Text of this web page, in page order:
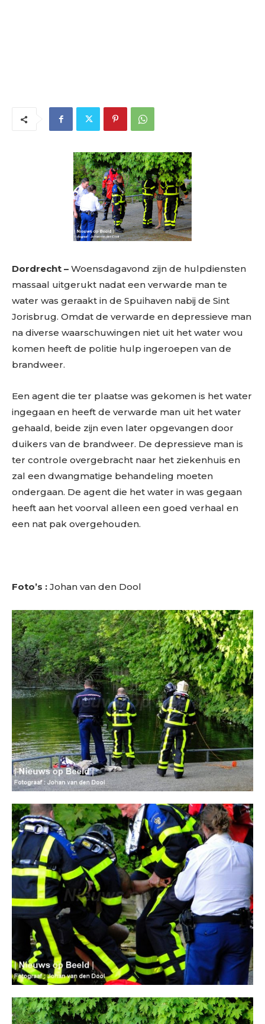
Dordrecht – Woensdagavond zijn de hulpdiensten
massaal uitgerukt nadat een verwarde man te
water was geraakt in de Spuihaven nabij de Sint
Jorisbrug. Omdat de verwarde en depressieve man
na diverse waarschuwingen niet uit het water wou
komen heeft de politie hulp ingeroepen van de
brandweer.
Een agent die ter plaatse was gekomen is het water
ingegaan en heeft de verwarde man uit het water
gehaald, beide zijn even later opgevangen door
duikers van de brandweer. De depressieve man is
ter controle overgebracht naar het ziekenhuis en
zal een dwangmatige behandeling moeten
ondergaan. De agent die het water in was gegaan
heeft aan het voorval alleen een goed verhaal en
een nat pak overgehouden.
Foto’s : Johan van den Dool